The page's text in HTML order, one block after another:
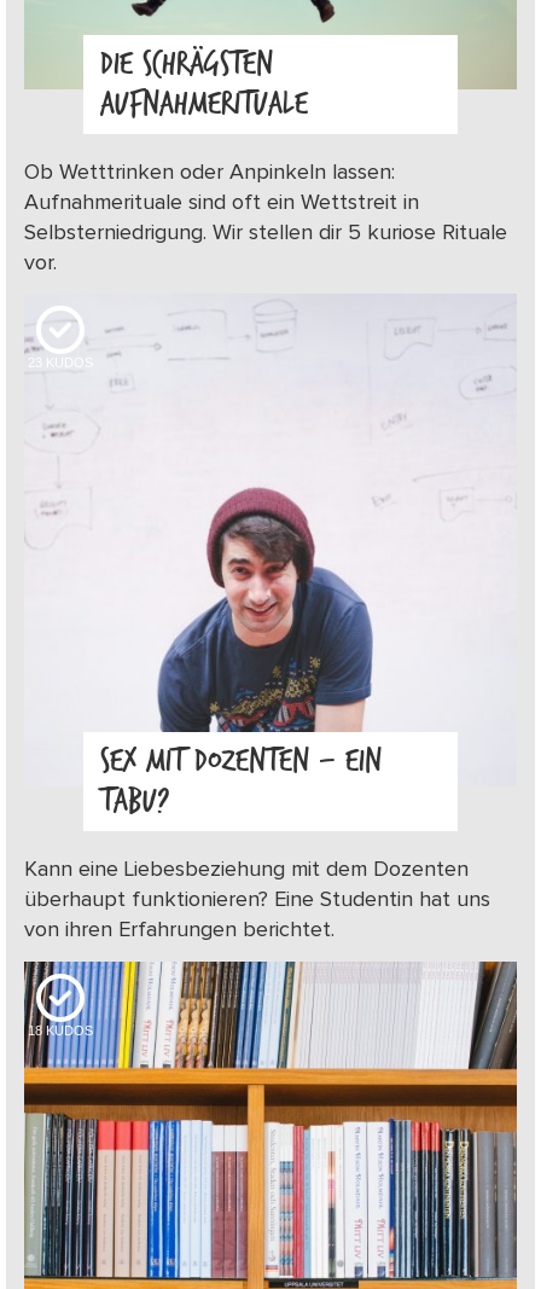
DIE SCHRÄGSTEN
AUFNAHMERITUALE
Ob Wetttrinken oder Anpinkeln lassen:
Aufnahmerituale sind oft ein Wettstreit in
Selbsterniedrigung. Wir stellen dir 5 kuriose Rituale
vor.
23 KUDOS
SEX MIT DOZENTEN – EIN
TABU?
Kann eine Liebesbeziehung mit dem Dozenten
überhaupt funktionieren? Eine Studentin hat uns
von ihren Erfahrungen berichtet.
18 KUDOS